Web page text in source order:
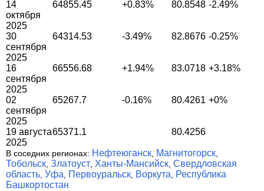
14
октября
2025
64855.45 +0.83% 80.8548 -2.49%
30
сентября
2025
64314.53 -3.49% 82.8676 -0.25%
16
сентября
2025
66556.68 +1.94% 83.0718 +3.18%
02
сентября
2025
65267.7 -0.16% 80.4261 +0%
19 августа
2025
65371.1 80.4256
В соседних регионах: Нефтеюганск, Магнитогорск,
Тобольск, Златоуст, Ханты-Мансийск, Свердловская
область, Уфа, Первоуральск, Воркута, Республика
Башкортостан